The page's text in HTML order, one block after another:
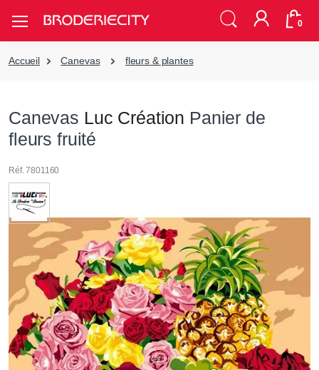
0
Accueil Canevas fleurs & plantes
Canevas Luc Création Panier de
fleurs fruité
Réf. 7801160